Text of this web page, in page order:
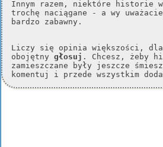
Innym razem, niektóre historie
trochę naciągane - a wy
bardzo zabawny.
Liczy się opinia większości,
obojętny głosuj . Chcesz, żeby
zamieszczane były jeszcze
komentuj i przede wszystkim